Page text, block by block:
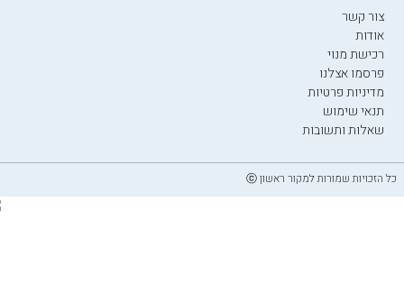
צור קשר
אודות
רכישת מנוי
פרסמו אצלנו
מדיניות פרטיות
תנאי שימוש
שאלות ותשובות
כל הזכויות שמורות למקור ראשון ⓒ